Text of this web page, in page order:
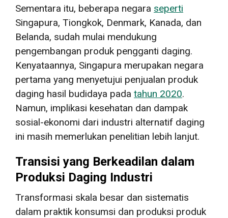
Sementara itu, beberapa negara seperti
Singapura, Tiongkok, Denmark, Kanada, dan
Belanda, sudah mulai mendukung
pengembangan produk pengganti daging.
Kenyataannya, Singapura merupakan negara
pertama yang menyetujui penjualan produk
daging hasil budidaya pada tahun 2020.
Namun, implikasi kesehatan dan dampak
sosial-ekonomi dari industri alternatif daging
ini masih memerlukan penelitian lebih lanjut.
Transisi yang Berkeadilan dalam
Produksi Daging Industri
Transformasi skala besar dan sistematis
dalam praktik konsumsi dan produksi produk